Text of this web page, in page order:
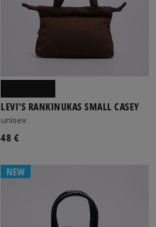
LEVI'S RANKINUKAS SMALL CASEY
unisex
48 €
NEW